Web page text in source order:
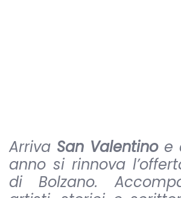
Arriva San Valentinoe
anno si rinnova
di Bolzano.